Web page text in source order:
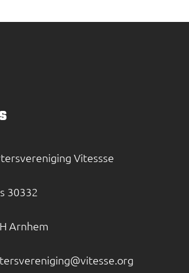
Vitessse
30332
Arnhem